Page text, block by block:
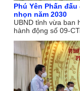
Phú Yên Phấn
nhọn năm 2030
UBND tỉnh vừa ban
hành động số 09-